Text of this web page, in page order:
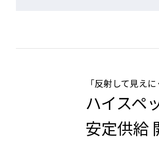
「反射して見え
ハイスペ
安定供給